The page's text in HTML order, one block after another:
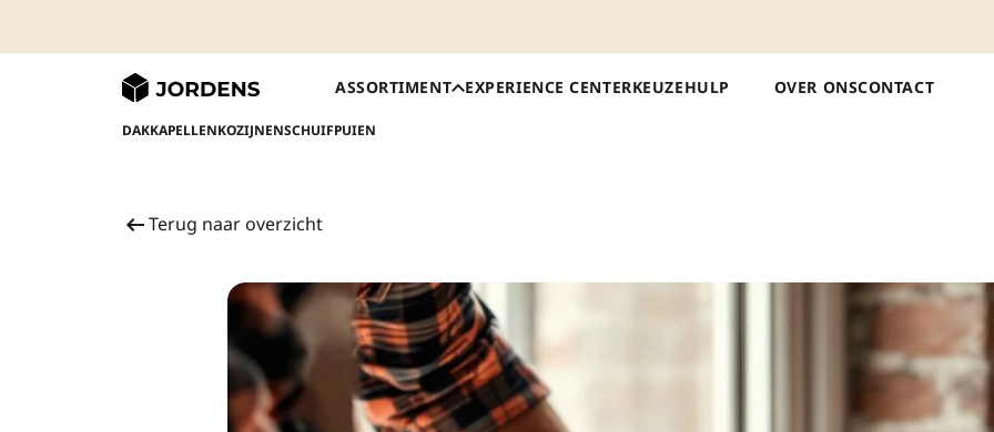
ASSORTIMENT EXPERIENCE CENTERKEUZEHULP OVER ONSCONTACT
DAKKAPELLENKOZIJNENSCHUIFPUIEN
Terug naar overzicht